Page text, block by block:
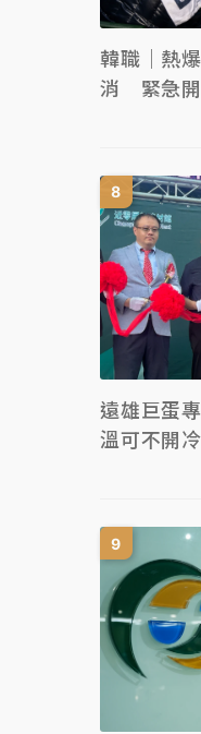
韓職｜熱
消 緊急開
遠雄巨蛋
溫可不開